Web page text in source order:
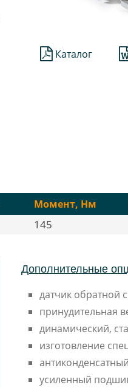
Каталог
Момент, Нм
145
Дополнительные
датчик обратной
принудительная
динамический,
изготовление
усиленный